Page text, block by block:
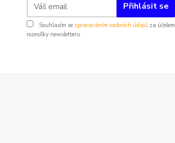
Přihlásit se
Souhlasím se zpracováním osobních údajů za účelem
rozesílky newsletteru.